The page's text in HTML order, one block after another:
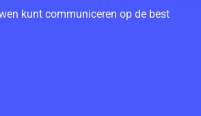
kunt communiceren op de best